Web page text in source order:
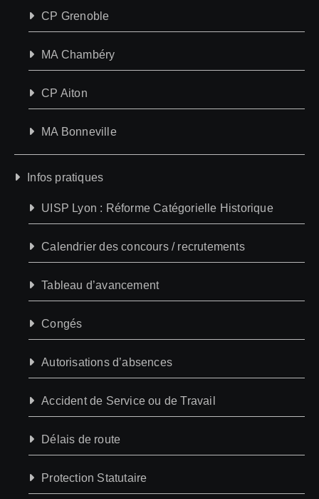
CP Grenoble
MA Chambéry
CP Aiton
MA Bonneville
Infos pratiques
UISP Lyon : Réforme Catégorielle Historique
Calendrier des concours / recrutements
Tableau d’avancement
Congés
Autorisations d’absences
Accident de Service ou de Travail
Délais de route
Protection Statutaire